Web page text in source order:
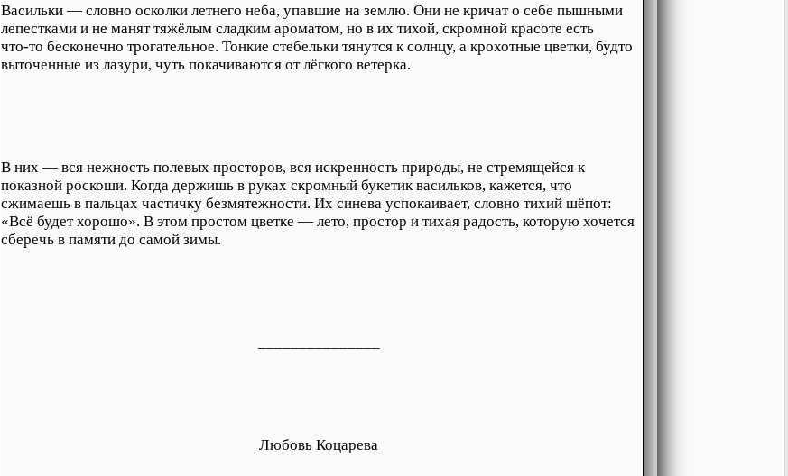
Васильки — словно осколки летнего неба, упавшие на землю. Они не кричат о себе пышными
лепестками и не манят тяжёлым сладким ароматом, но в их тихой, скромной красоте есть
что‑то бесконечно трогательное. Тонкие стебельки тянутся к солнцу, а крохотные цветки, будто
выточенные из лазури, чуть покачиваются от лёгкого ветерка.
В них — вся нежность полевых просторов, вся искренность природы, не стремящейся к
показной роскоши. Когда держишь в руках скромный букетик васильков, кажется, что
сжимаешь в пальцах частичку безмятежности. Их синева успокаивает, словно тихий шёпот:
«Всё будет хорошо». В этом простом цветке — лето, простор и тихая радость, которую хочется
сберечь в памяти до самой зимы.
Любовь Коцарева